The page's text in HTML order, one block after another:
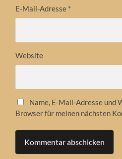
E-Mail-Adresse *
Website
Name, E-Mail-Adresse und
Browser für meinen nächsten